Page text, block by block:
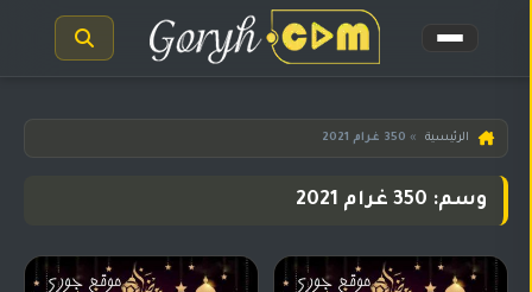
الرئيسية
مسلسلات
هندية
المترجمة
مسلسلات
الرئيسية » 350 غرام 2021
وسم: 350 غرام 2021